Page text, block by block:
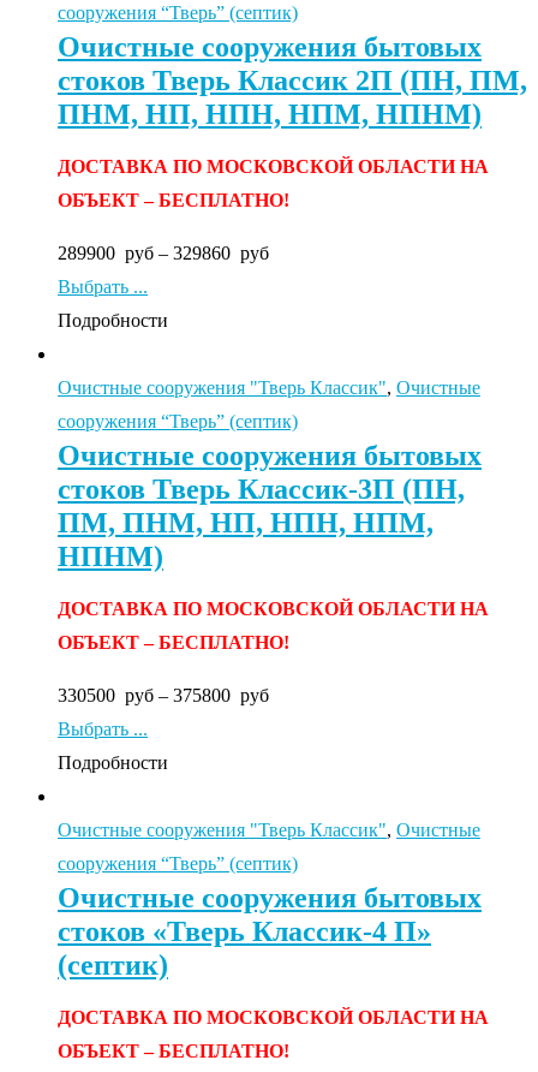
сооружения “Тверь” (септик)
Очистные сооружения бытовых
стоков Тверь Классик 2П (ПН, ПМ,
ПНМ, НП, НПН, НПМ, НПНМ)
ДОСТАВКА ПО МОСКОВСКОЙ ОБЛАСТИ НА
ОБЪЕКТ – БЕСПЛАТНО!
289900 руб – 329860 руб
Выбрать ...
Подробности
Очистные сооружения "Тверь Классик", Очистные
сооружения “Тверь” (септик)
Очистные сооружения бытовых
стоков Тверь Классик-3П (ПН,
ПМ, ПНМ, НП, НПН, НПМ,
НПНМ)
ДОСТАВКА ПО МОСКОВСКОЙ ОБЛАСТИ НА
ОБЪЕКТ – БЕСПЛАТНО!
330500 руб – 375800 руб
Выбрать ...
Подробности
Очистные сооружения "Тверь Классик", Очистные
сооружения “Тверь” (септик)
Очистные сооружения бытовых
стоков «Тверь Классик-4 П»
(септик)
ДОСТАВКА ПО МОСКОВСКОЙ ОБЛАСТИ НА
ОБЪЕКТ – БЕСПЛАТНО!